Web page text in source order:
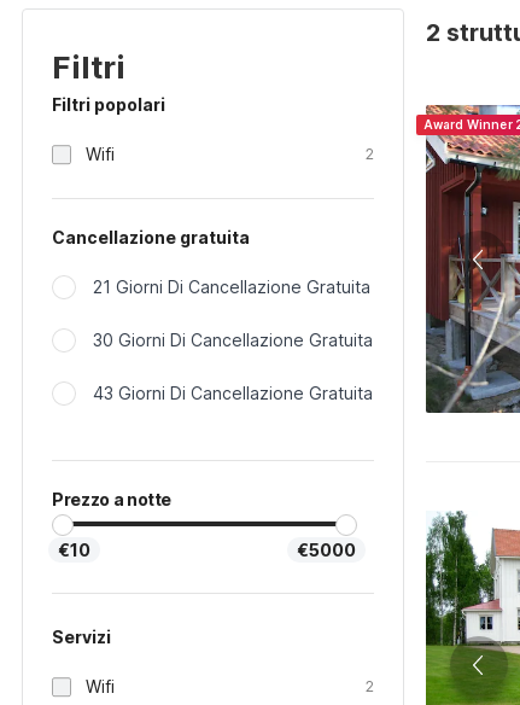
Filtri
Filtri popolari
Wifi 2
Cancellazione gratuita
21 Giorni Di Cancellazione Gratuita
30 Giorni Di Cancellazione Gratuita
43 Giorni Di Cancellazione Gratuita
Prezzo a notte
€10 €5000
Servizi
Wifi 2
2
Award Winner